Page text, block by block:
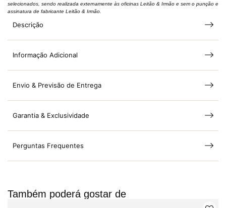
selecionados, sendo realizada externamente às oficinas Leitão & Irmão e sem o punção e
assinatura de fabricante Leitão & Irmão.
Descrição
Informação Adicional
Envio & Previsão de Entrega
Garantia & Exclusividade
Perguntas Frequentes
Também poderá gostar de